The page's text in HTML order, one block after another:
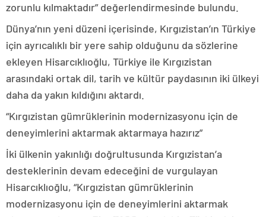
zorunlu kılmaktadır” değerlendirmesinde bulundu.
Dünya’nın yeni düzeni içerisinde, Kırgızistan’ın Türkiye
için ayrıcalıklı bir yere sahip olduğunu da sözlerine
ekleyen Hisarcıklıoğlu, Türkiye ile Kırgızistan
arasındaki ortak dil, tarih ve kültür paydasının iki ülkeyi
daha da yakın kıldığını aktardı.
“Kırgızistan gümrüklerinin modernizasyonu için de
deneyimlerini aktarmak aktarmaya hazırız”
İki ülkenin yakınlığı doğrultusunda Kırgızistan’a
desteklerinin devam edeceğini de vurgulayan
Hisarcıklıoğlu, “Kırgızistan gümrüklerinin
modernizasyonu için de deneyimlerini aktarmak